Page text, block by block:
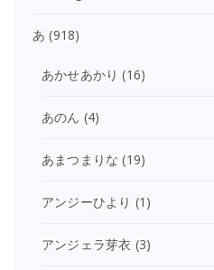
あ (918)
あかせあかり (16)
あのん (4)
あまつまりな (19)
アンジーひより (1)
アンジェラ芽衣 (3)